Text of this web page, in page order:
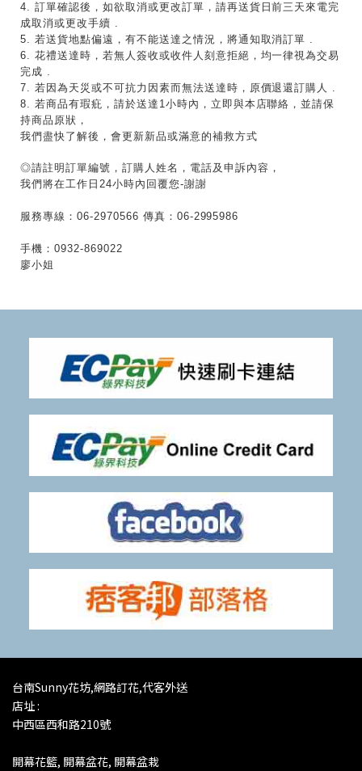
4. 訂單確認後，如欲取消或更改訂單，請再送貨日前三天來電完
成取消或更改手續 .
5. 若送貨地點偏遠，有不能送達之情況，將通知取消訂單 .
6. 花禮送達時，若無人簽收或收件人刻意拒絕，均一律視為交易
完成 .
7. 若因為天災或不可抗力因素而無法送達時，原價退還訂購人 .
8. 若商品有瑕疪，請於送達1小時內，立即與本店聯絡，並請保
持商品原狀，
我們盡快了解後，會更新新品或滿意的補救方式
◎請註明訂單編號，訂購人姓名，電話及申訴內容，
我們將在工作日24小時內回覆您-謝謝
服務專線：06-2970566 傳真：06-2995986
手機：0932-869022
廖小姐
台南Sunny花坊,網路訂花,代客外送
店址 :
中西區西和路210號
開幕花籃, 開幕盆花, 開幕盆栽